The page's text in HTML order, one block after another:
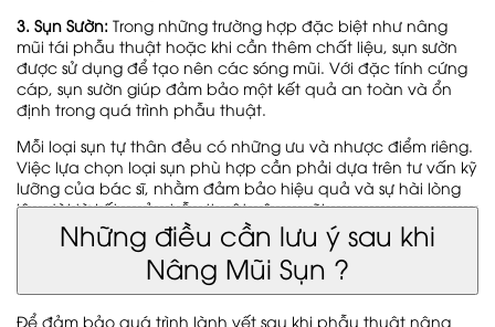
3. Sụn Sườn: Trong những trường hợp đặc biệt như nâng
mũi tái phẫu thuật hoặc khi cần thêm chất liệu, sụn sườn
được sử dụng để tạo nên các sóng mũi. Với đặc tính cứng
cáp, sụn sườn giúp đảm bảo một kết quả an toàn và ổn
định trong quá trình phẫu thuật.
Mỗi loại sụn tự thân đều có những ưu và nhược điểm riêng.
Việc lựa chọn loại sụn phù hợp cần phải dựa trên tư vấn kỹ
lưỡng của bác sĩ, nhằm đảm bảo hiệu quả và sự hài lòng
lâu dài từ kết quả phẫu thuật nâng mũi.
Những điều cần lưu ý sau khi
Nâng Mũi Sụn ?
Để đảm bảo quá trình lành vết sau khi phẫu thuật nâng